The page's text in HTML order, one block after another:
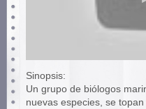
Sinopsis:
Un grupo de biólogos
nuevas especies, se